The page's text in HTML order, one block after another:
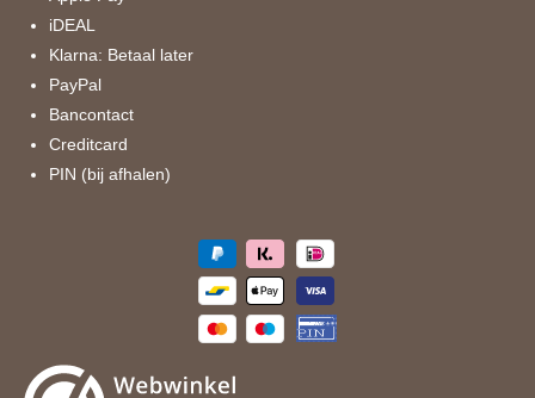
iDEAL
Klarna: Betaal later
PayPal
Bancontact
Creditcard
PIN (bij afhalen)